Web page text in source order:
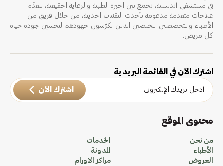
في مستشفى أندلسية، نجمع بين الخبرة الطبية والرعاية الحقيقية، لنقدّم
علاجات متقدمة مدعومة بأحدث التقنيات الحديثة، من خلال فريق من
الأطباء والمتخصصين المخلصين الذين يكرّسون جهودهم لتحسين جودة حياة
كل مريض.
اشترك الآن في القائمة البريدية
اشترك الآن
محتوى الموقع
من نحن
الأطباء
العروض
الخدمات
المدونة
مراكز الاورام